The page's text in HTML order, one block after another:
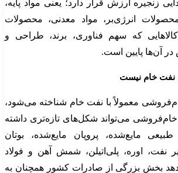
زنجیره ارزش قرار دارد؛ یعنی مواد پایه،
انرژی‌بر، مواد معدنی، محصولات
که سهم فناوری، برند، طراحی و
آن‌ها پایین است.
نفت خام نیست
معمولاً با نفت خام شناخته می‌شود،
خام‌فروشی می‌تواند شکل‌های تازه‌تری داشته
مایع‌شده، پروپان مایع‌شده، بوتان
نفت، اوره، پلی‌اتیلن، شمش آهن و فولاد
بخش بزرگی از صادرات کشور همچنان به